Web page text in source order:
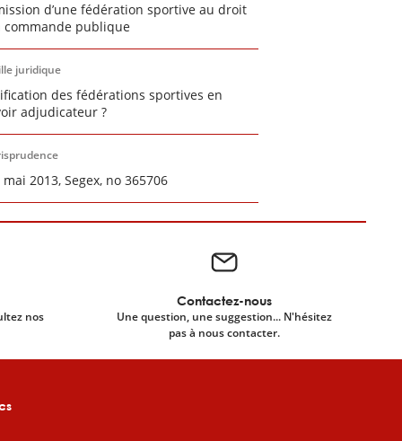
d’une fédération sportive au droit
commande publique
juridique
des fédérations sportives en
adjudicateur ?
mai 2013, Segex, no 365706
nos
Contactez-nous
Une question, une suggestion... N'hésitez
pas à nous contacter.